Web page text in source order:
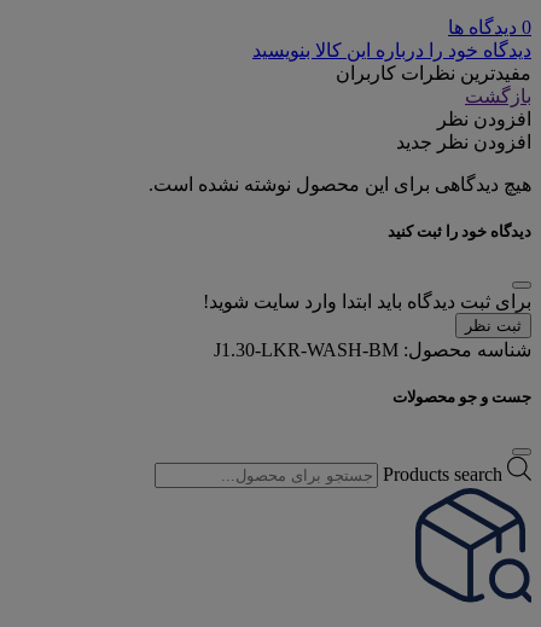
0 دیدگاه ها
دیدگاه خود را درباره این کالا بنویسید
مفیدترین نظرات کاربران
بازگشت
افزودن نظر
افزودن نظر جدید
هیچ دیدگاهی برای این محصول نوشته نشده است.
دیدگاه خود را ثبت کنید
برای ثبت دیدگاه باید ابتدا وارد سایت شوید!
ثبت نظر
شناسه محصول: J1.30-LKR-WASH-BM
جست و جو محصولات
Products search